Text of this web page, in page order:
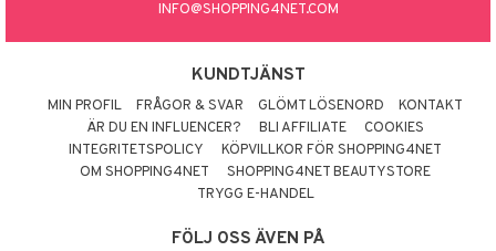
INFO@SHOPPING4NET.COM
KUNDTJÄNST
MIN PROFIL FRÅGOR & SVAR GLÖMT LÖSENORD
KONTAKT
ÄR DU EN INFLUENCER?
BLI AFFILIATE
COOKIES
INTEGRITETSPOLICY
KÖPVILLKOR FÖR SHOPPING4NET
OM SHOPPING4NET
SHOPPING4NET BEAUTYSTORE
TRYGG E-HANDEL
FÖLJ OSS ÄVEN PÅ